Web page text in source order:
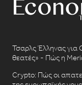
Τσαρλς Έλληνας για
θεατές» - Πώς η
Crypto: Πώς οι